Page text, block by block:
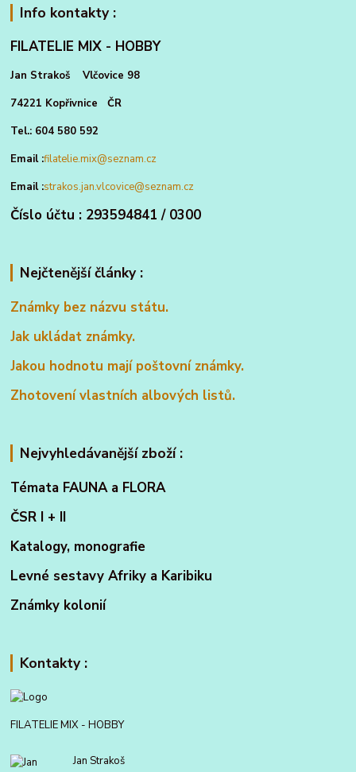
Info kontakty :
FILATELIE MIX - HOBBY
Jan Strakoš Vlčovice 98
74221 Kopřivnice ČR
Tel.: 604 580 592
Email :filatelie.mix@seznam.cz
Email :strakos.jan.vlcovice@seznam.cz
Číslo účtu : 293594841 / 0300
Nejčtenější články :
Známky bez názvu státu.
Jak ukládat známky.
Jakou hodnotu mají poštovní známky.
Zhotovení vlastních albových listů.
Nejvyhledávanější zboží :
Témata FAUNA a FLORA
ČSR I + II
Katalogy, monografie
Levné sestavy Afriky a Karibiku
Známky kolonií
Kontakty :
FILATELIE MIX - HOBBY
Jan Strakoš